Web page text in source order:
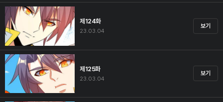
제124화
23.03.04
보기
제125화
23.03.04
보기